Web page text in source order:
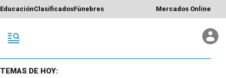
EducaciónClasificadosFúnebres Mercados Online
TEMAS DE HOY: